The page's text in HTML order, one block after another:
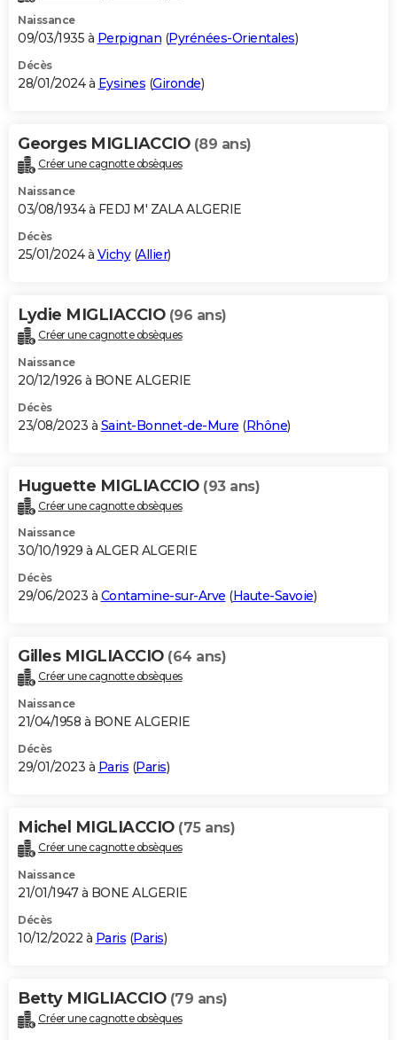
Naissance
09/03/1935 à Perpignan (Pyrénées-Orientales)
Décès
28/01/2024 à Eysines (Gironde)
Georges MIGLIACCIO (89 ans)
Créer une cagnotte obsèques
Naissance
03/08/1934 à FEDJ M' ZALA ALGERIE
Décès
25/01/2024 à Vichy(Allier)
Lydie MIGLIACCIO (96 ans)
Créer une cagnotte obsèques
Naissance
20/12/1926 à BONE ALGERIE
Décès
23/08/2023 à Saint-Bonnet-de-Mure (Rhône)
Huguette MIGLIACCIO (93 ans)
Créer une cagnotte obsèques
Naissance
30/10/1929 à ALGER ALGERIE
Décès
29/06/2023 à Contamine-sur-Arve (Haute-Savoie)
Gilles MIGLIACCIO (64 ans)
Créer une cagnotte obsèques
Naissance
21/04/1958 à BONE ALGERIE
Décès
29/01/2023 à Paris (Paris)
Michel MIGLIACCIO (75 ans)
Créer une cagnotte obsèques
Naissance
21/01/1947 à BONE ALGERIE
Décès
10/12/2022 à Paris (Paris)
Betty MIGLIACCIO (79 ans)
Créer une cagnotte obsèques